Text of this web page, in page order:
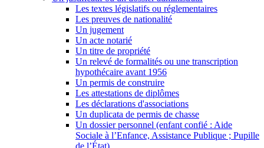
Les textes législatifs ou réglementaires
Les preuves de nationalité
Un jugement
Un acte notarié
Un titre de propriété
Un relevé de formalités ou une transcription
hypothécaire avant 1956
Un permis de construire
Les attestations de diplômes
Les déclarations d'associations
Un duplicata de permis de chasse
Un dossier personnel (enfant confié : Aide
Sociale à l’Enfance, Assistance Publique ; Pupille
de l’État)